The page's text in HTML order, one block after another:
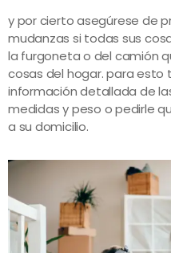
y por cierto asegúrese de
mudanzas si todas sus
la furgoneta o del camión
cosas del hogar. para esto
información detallada de
medidas y peso o pedirle
a su domicilio.